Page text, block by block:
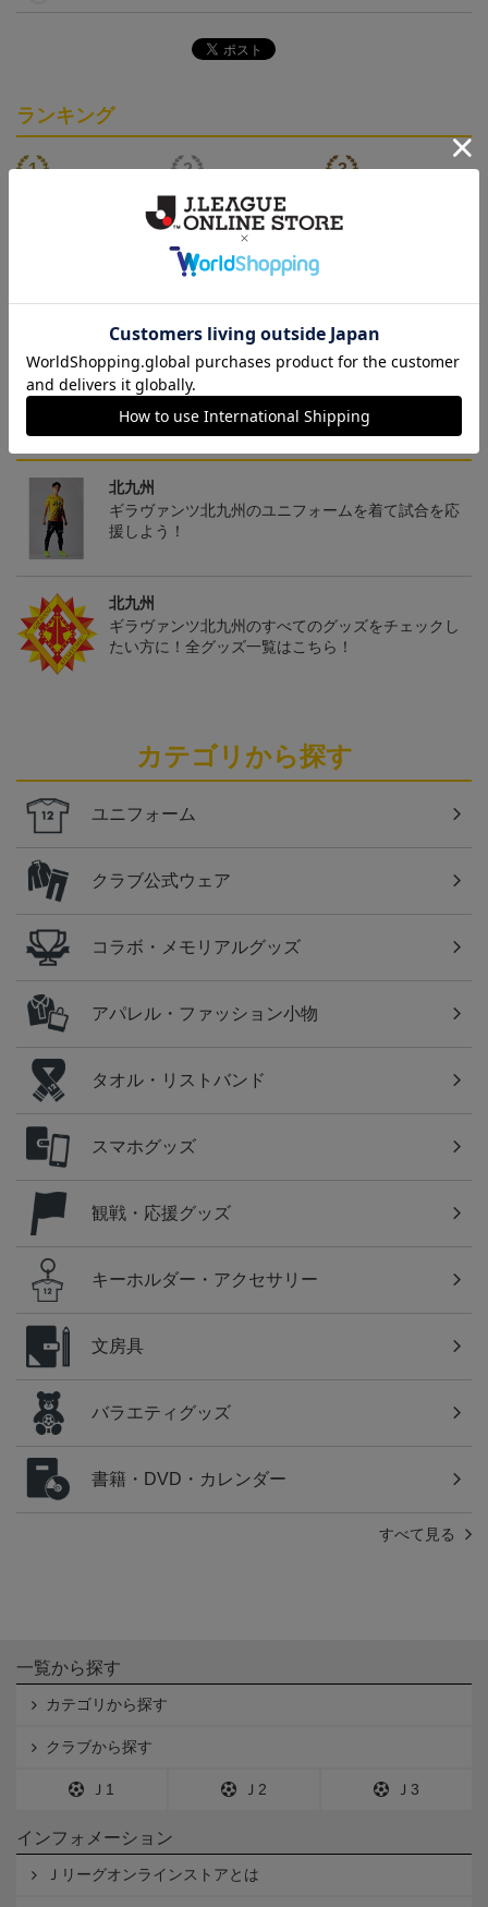
ランキング
「2026/27シーズン 明治
安田J3リーグ」オーセン
ティックユニフォームFP
19,800円～24,500円
[2026/27シーズン 明治安
田J3リーグ]ベビーユニフ
ォーム上下セット(FP1st
4,950円
[2026/27シーズン 明治安
田J3リーグ]ドッグシャツ
トピックス
北九州
ギラヴァンツ北九州のユニフォームを着て試合を応
援しよう！
北九州
ギラヴァンツ北九州のすべてのグッズをチェックし
たい方に！全グッズ一覧はこちら！
カテゴリから探す
ユニフォーム
クラブ公式ウェア
コラボ・メモリアルグッズ
アパレル・ファッション小物
タオル・リストバンド
スマホグッズ
観戦・応援グッズ
キーホルダー・アクセサリー
文房具
バラエティグッズ
書籍・DVD・カレンダー
すべて見る
一覧から探す
カテゴリから探す
クラブから探す
Ｊ1 Ｊ2 Ｊ3
インフォメーション
Ｊリーグオンラインストアとは